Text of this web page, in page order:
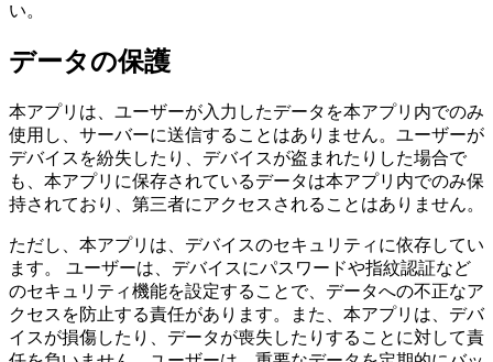
い。
データの保護
本アプリは、ユーザーが入力したデータを本アプリ内でのみ
使用し、サーバーに送信することはありません。ユーザーが
デバイスを紛失したり、デバイスが盗まれたりした場合で
も、本アプリに保存されているデータは本アプリ内でのみ保
持されており、第三者にアクセスされることはありません。
ただし、本アプリは、デバイスのセキュリティに依存してい
ます。 ユーザーは、デバイスにパスワードや指紋認証など
のセキュリティ機能を設定することで、データへの不正なア
クセスを防止する責任があります。また、本アプリは、デバ
イスが損傷したり、データが喪失したりすることに対して責